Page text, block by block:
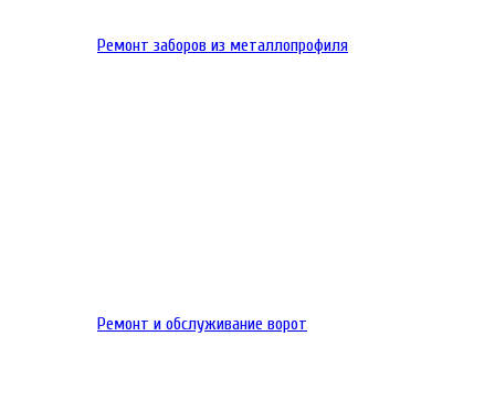
Ремонт заборов из металлопрофиля
Ремонт и обслуживание ворот